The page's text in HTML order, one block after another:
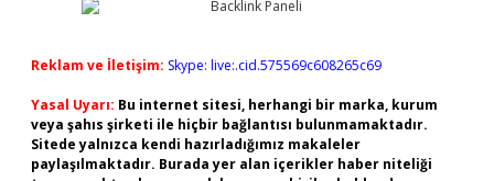
Reklam ve İletişim: Skype: live:.cid.575569c608265c69
Yasal Uyarı: Bu internet sitesi, herhangi bir marka, kurum
veya şahıs şirketi ile hiçbir bağlantısı bulunmamaktadır.
Sitede yalnızca kendi hazırladığımız makaleler
paylaşılmaktadır. Burada yer alan içerikler haber niteliği